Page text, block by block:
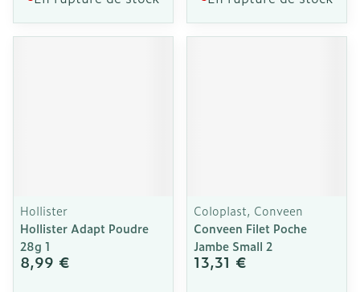
Hollister
Hollister Adapt Poudre
28g 1
8,99 €
Coloplast, Conveen
Conveen Filet Poche
Jambe Small 2
13,31 €